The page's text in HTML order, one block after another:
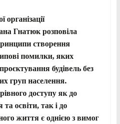
організації
Гнатюк розповіла
створення
помилки, яких
будівель без
груп населення.
рівного доступу як до
освіти, так і до
життя є однією з вимог